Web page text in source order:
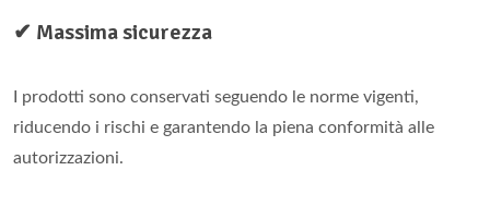
✔ Massima sicurezza
I prodotti sono conservati seguendo le norme vigenti,
riducendo i rischi e garantendo la piena conformità alle
autorizzazioni.